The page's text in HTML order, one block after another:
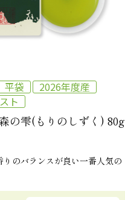
平袋
2026年度産
ト
の雫(もりのしずく) 80g
りのバランスが良い一番人気の